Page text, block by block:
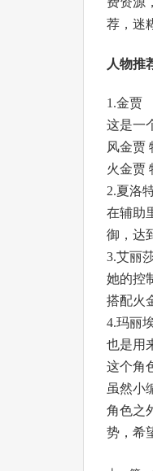
荐，迷
人物推
1.金贾
这是一
风金贾
火金贾
2.夏洛
在辅助
御，达
3.艾丽
她的控
搭配火
4.玛丽
也是用
这个角
虽然小
角色之
势，希